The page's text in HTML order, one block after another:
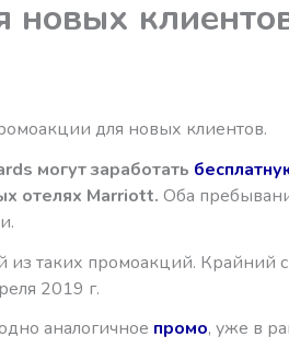
новых
для новых клиентов.
могут заработать
отелях Marriott. Оба
из таких промоакций. Крайний
2019 г.
аналогичное промо, уже в